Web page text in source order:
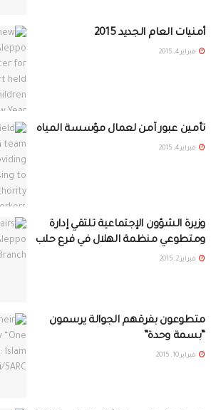
أمنيات العام الجديد 2015
فبراير 4, 2015
تأمين عبور آمن لعمال مؤسسة المياه
فبراير 4, 2015
وزيرة الشؤون الإجتماعية تلتقي إدارة
ومتطوعي منظمة الهلال في فرع حلب
فبراير 2, 2015
متطوعون بفرقهم الجوالة يرسمون
“بسمة وحدة”
فبراير 10, 2015